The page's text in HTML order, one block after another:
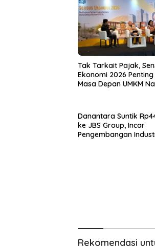
Tak Tarkait Pajak,
Ekonomi 2026
Masa Depan UMKM
Danantara Suntik
ke JBS Group, Incar
Pengembangan
Rekomendasi